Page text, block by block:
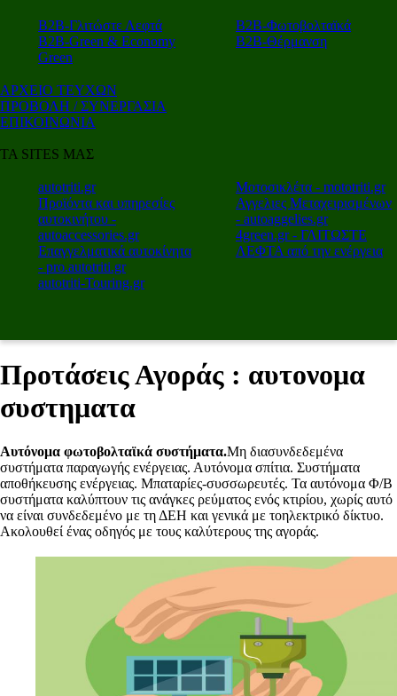
Β2Β-Γλιτώστε Λεφτά
Β2Β-Green & Economy
Green
Β2Β-Φωτοβολταϊκά
Β2Β-Θέρμανση
ΑΡΧΕΙΟ ΤΕΥΧΩΝ
ΠΡΟΒΟΛΗ / ΣΥΝΕΡΓΑΣΙΑ
ΕΠΙΚΟΙΝΩΝΙΑ
ΤΑ SITES ΜΑΣ
autotriti.gr
Προϊόντα και υπηρεσίες
αυτοκινήτου -
autoaccessories.gr
Επαγγελματικά αυτοκίνητα
- pro.autotriti.gr
autotriti-Touring.gr
Μοτοσικλέτα - mototriti.gr
Αγγελιες Μεταχειρισμένων
- autoaggelies.gr
4green.gr - ΓΛΙΤΩΣΤΕ
ΛΕΦΤΑ από την ενέργεια
Προτάσεις Αγοράς : αυτονομα
συστηματα
Αυτόνομα φωτοβολταϊκά συστήματα.Μη διασυνδεδεμένα
συστήματα παραγωγής ενέργειας. Αυτόνομα σπίτια. Συστήματα
αποθήκευσης ενέργειας. Μπαταρίες-συσσωρευτές. Τα αυτόνομα Φ/Β
συστήματα καλύπτουν τις ανάγκες ρεύματος ενός κτιρίου, χωρίς αυτό
να είναι συνδεδεμένο με τη ΔΕΗ και γενικά με τοηλεκτρικό δίκτυο.
Ακολουθεί ένας οδηγός με τους καλύτερους της αγοράς.